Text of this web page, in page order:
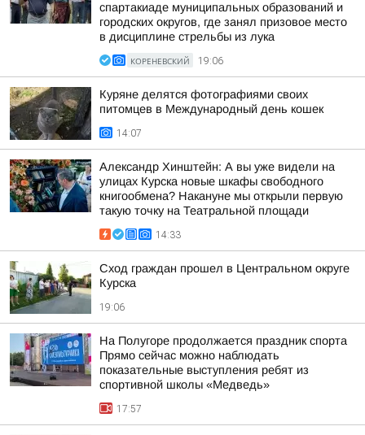
спартакиаде муниципальных образований и
городских округов, где занял призовое место
в дисциплине стрельбы из лука
КОРЕНЕВСКИЙ 19:06
Куряне делятся фотографиями своих
питомцев в Международный день кошек
14:07
Александр Хинштейн: А вы уже видели на
улицах Курска новые шкафы свободного
книгообмена? Накануне мы открыли первую
такую точку на Театральной площади
14:33
Сход граждан прошел в Центральном округе
Курска
19:06
На Полугоре продолжается праздник спорта
Прямо сейчас можно наблюдать
показательные выступления ребят из
спортивной школы «Медведь»
17:57